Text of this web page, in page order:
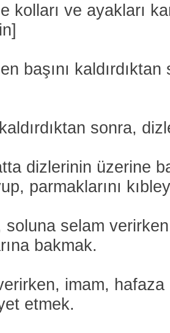
kolları ve ayakları
başını
sonra,
dizlerinin üzerine
parmaklarını
soluna selam
bakmak.
imam,
etmek.